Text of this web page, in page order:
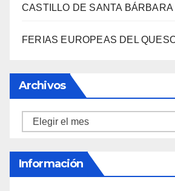
CASTILLO DE SANTA
FERIAS EUROPEAS DEL
Archivos
Archivos
Información